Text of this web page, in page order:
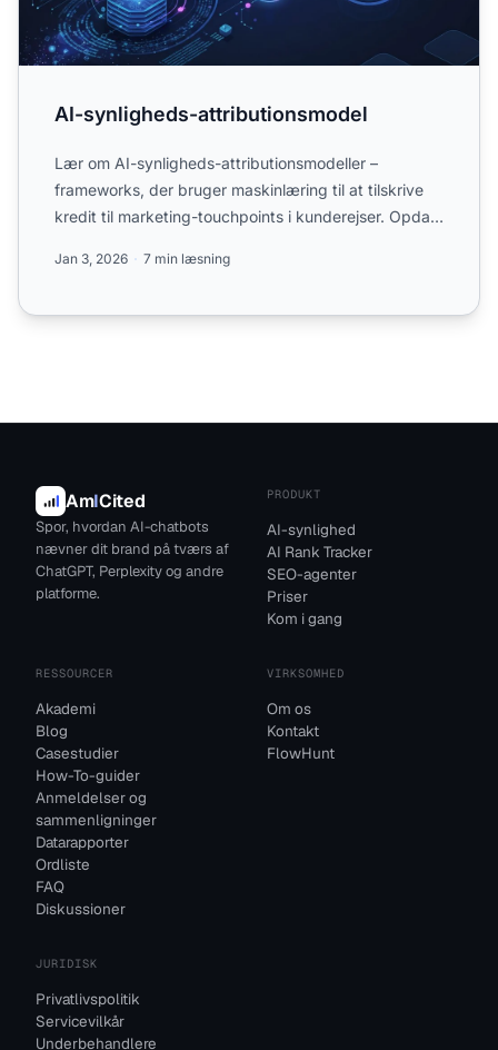
AI-synligheds-attributionsmodel
Lær om AI-synligheds-attributionsmodeller –
frameworks, der bruger maskinlæring til at tilskrive
kredit til marketing-touchpoints i kunderejser. Opdag
Jan 3, 2026 7 min læsning
AmICited
Spor, hvordan AI-chatbots
nævner dit brand på tværs af
ChatGPT, Perplexity og andre
platforme.
PRODUKT
AI-synlighed
AI Rank Tracker
SEO-agenter
Priser
Kom i gang
RESSOURCER
Akademi
Blog
Casestudier
How-To-guider
Anmeldelser og
sammenligninger
Datarapporter
Ordliste
FAQ
Diskussioner
VIRKSOMHED
Om os
Kontakt
FlowHunt
JURIDISK
Privatlivspolitik
Servicevilkår
Underbehandlere